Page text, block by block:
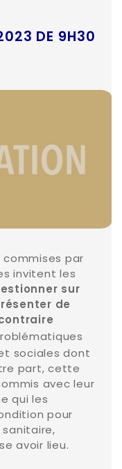
DE 9H30
commises par
invitent les
sur
de
sociales dont
part, cette
avec leur
qui les
pour
sanitaire,
avoir lieu.